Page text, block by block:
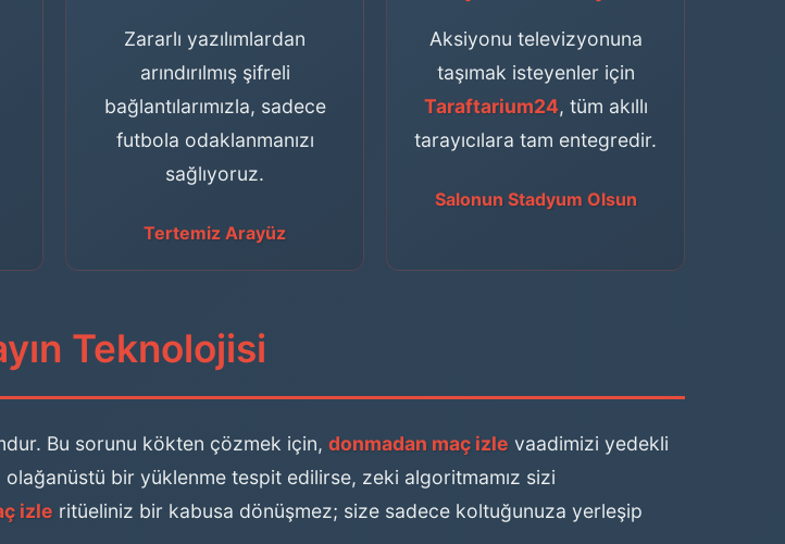
Zararlı yazılımlardan
arındırılmış şifreli
bağlantılarımızla, sadece
futbola odaklanmanızı
sağlıyoruz.
Tertemiz Arayüz
Aksiyonu televizyonuna
taşımak isteyenler için
Taraftarium24, tüm akıllı
tarayıcılara tam entegredir.
Salonun Stadyum Olsun
Teknolojisi
Bu sorunu kökten çözmek için, donmadan maç izle vaadimizi yedekli
bir yüklenme tespit edilirse, zeki algoritmamız sizi
izle ritüeliniz bir kabusa dönüşmez; size sadece koltuğunuza yerleşip